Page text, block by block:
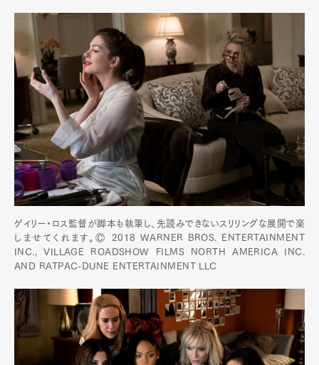
ゲイリー・ロス監督が脚本も執筆し、先読みできないスリリングな展開で楽
しませてくれます。Ⓒ 2018 WARNER BROS. ENTERTAINMENT
INC., VILLAGE ROADSHOW FILMS NORTH AMERICA INC.
AND RATPAC-DUNE ENTERTAINMENT LLC